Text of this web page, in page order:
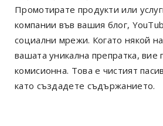
Промотирате продукти или
компании във вашия блог,
социални мрежи. Когато някой
вашата уникална препратка, вие
комисионна. Това е чистият
като създадете съдържанието.